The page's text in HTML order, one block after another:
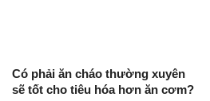
Có phải ăn cháo thường xuyên
sẽ tốt cho tiêu hóa hơn ăn cơm?